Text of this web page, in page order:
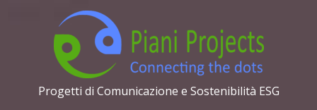
Progetti di Comunicazione e Sostenibilità ESG